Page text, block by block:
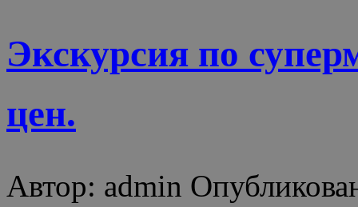
Экскурсия по
цен.
Автор: admin